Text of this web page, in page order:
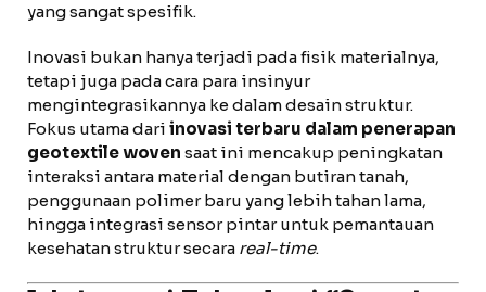
yang sangat spesifik.
Inovasi bukan hanya terjadi pada fisik materialnya,
tetapi juga pada cara para insinyur
mengintegrasikannya ke dalam desain struktur.
Fokus utama dari inovasi terbaru dalam penerapan
geotextile woven saat ini mencakup peningkatan
interaksi antara material dengan butiran tanah,
penggunaan polimer baru yang lebih tahan lama,
hingga integrasi sensor pintar untuk pemantauan
kesehatan struktur secara real-time.